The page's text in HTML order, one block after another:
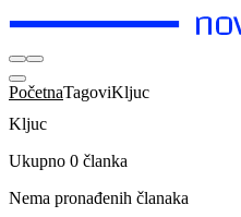
PočetnaTagoviKljuc
Kljuc
Ukupno 0 članka
Nema pronađenih članaka